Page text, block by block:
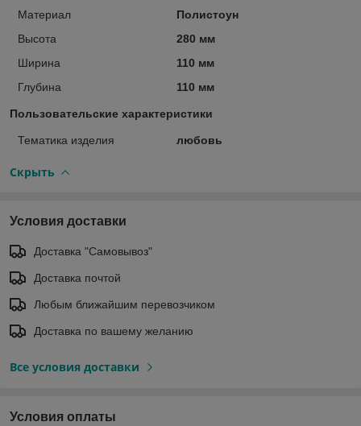
Материал
Полистоун
Высота
280 мм
Ширина
110 мм
Глубина
110 мм
Пользовательские характеристики
Тематика изделия любовь
Скрыть
Условия доставки
Доставка "Самовывоз"
Доставка почтой
Любым ближайшим перевозчиком
Доставка по вашему желанию
Все условия доставки
Условия оплаты